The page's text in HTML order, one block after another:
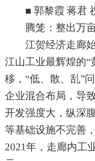
■ 郭黎霞 蒋君
腾笼：整出万亩
江贺经济走廊始
江山工业最辉煌的“
移，“低、散、乱”
企业混合布局，导
开发强度大，纵深
等基础设施不完善
2021年，走廊内工